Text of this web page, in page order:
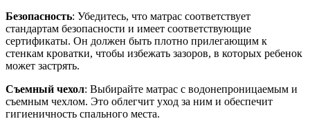
Безопасность: Убедитесь, что матрас соответствует
стандартам безопасности и имеет соответствующие
сертификаты. Он должен быть плотно прилегающим к
стенкам кроватки, чтобы избежать зазоров, в которых ребенок
может застрять.
Съемный чехол: Выбирайте матрас с водонепроницаемым и
съемным чехлом. Это облегчит уход за ним и обеспечит
гигиеничность спального места.